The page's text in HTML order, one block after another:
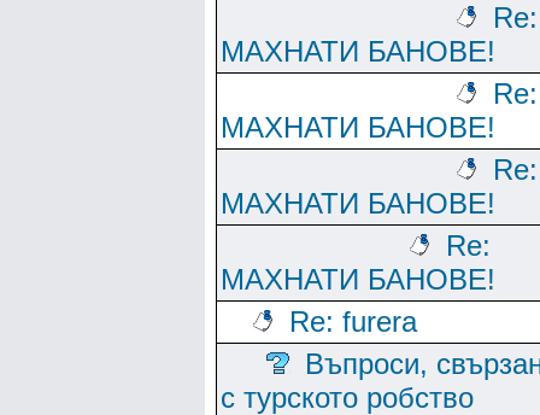
Re:
МАХНАТИ БАНОВЕ!
Re:
МАХНАТИ БАНОВЕ!
Re:
МАХНАТИ БАНОВЕ!
Re:
МАХНАТИ БАНОВЕ!
Re: furera
Въпроси,
с турското робство